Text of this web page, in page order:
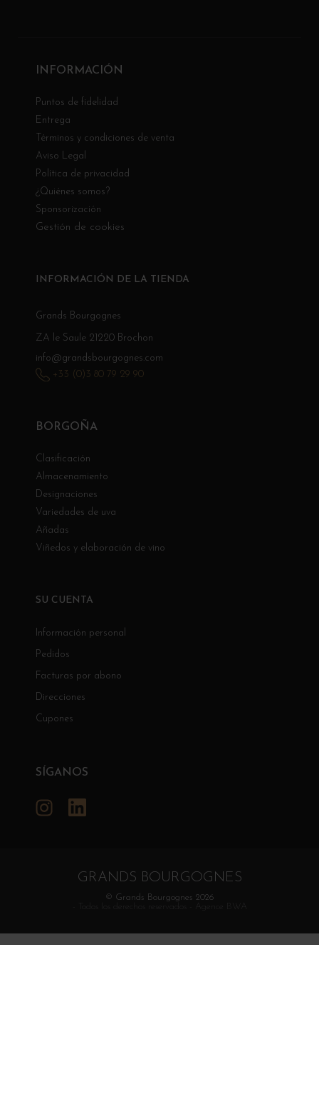
INFORMACIÓN
Puntos de fidelidad
Entrega
Términos y condiciones de venta
Aviso Legal
Política de privacidad
¿Quiénes somos?
Sponsorización
Gestión de cookies
BORGOÑA
Clasificación
Almacenamiento
Designaciones
Variedades de uva
Añadas
Viñedos y elaboración de vino
SU CUENTA
Información personal
Pedidos
Facturas por abono
Direcciones
Cupones
INFORMACIÓN DE LA TIENDA
Grands Bourgognes
ZA le Saule 21220 Brochon
info@grandsbourgognes.com
+33 (0)3 80 79 29 90
SÍGANOS
Instagram
GRANDS BOURGOGNES
© Grands Bourgognes 2026
Agence BWA